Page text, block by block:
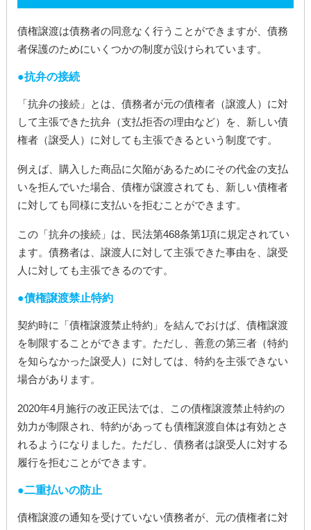
債権譲渡は債務者の同意なく行うことができますが、債務
者保護のためにいくつかの制度が設けられています。
抗弁の接続
「抗弁の接続」とは、債務者が元の債権者（譲渡人）に対
して主張できた抗弁（支払拒否の理由など）を、新しい債
権者（譲受人）に対しても主張できるという制度です。
例えば、購入した商品に欠陥があるためにその代金の支払
いを拒んでいた場合、債権が譲渡されても、新しい債権者
に対しても同様に支払いを拒むことができます。
この「抗弁の接続」は、民法第468条第1項に規定されてい
ます。債務者は、譲渡人に対して主張できた事由を、譲受
人に対しても主張できるのです。
債権譲渡禁止特約
契約時に「債権譲渡禁止特約」を結んでおけば、債権譲渡
を制限することができます。ただし、善意の第三者（特約
を知らなかった譲受人）に対しては、特約を主張できない
場合があります。
2020年4月施行の改正民法では、この債権譲渡禁止特約の
効力が制限され、特約があっても債権譲渡自体は有効とさ
れるようになりました。ただし、債務者は譲受人に対する
履行を拒むことができます。
二重払いの防止
債権譲渡の通知を受けていない債務者が、元の債権者に対